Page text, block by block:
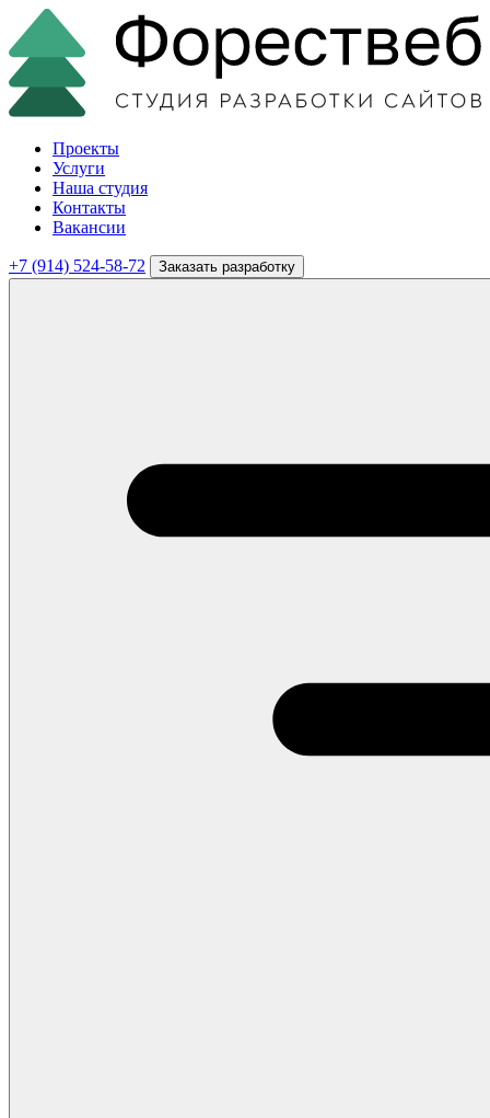
Проекты
Услуги
Наша студия
Контакты
Вакансии
+7 (914) 524-58-72 Заказать разработку